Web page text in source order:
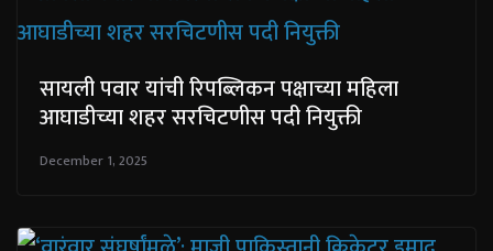
सायली पवार यांची रिपब्लिकन पक्षाच्या महिला
आघाडीच्या शहर सरचिटणीस पदी नियुक्ती
December 1, 2025